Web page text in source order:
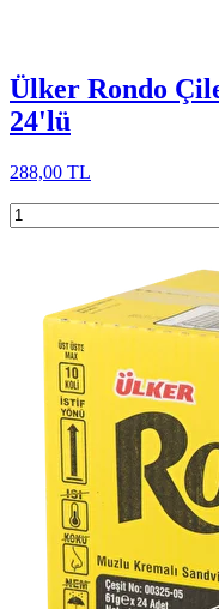
Ülker Rondo
24'lü
288,00 TL